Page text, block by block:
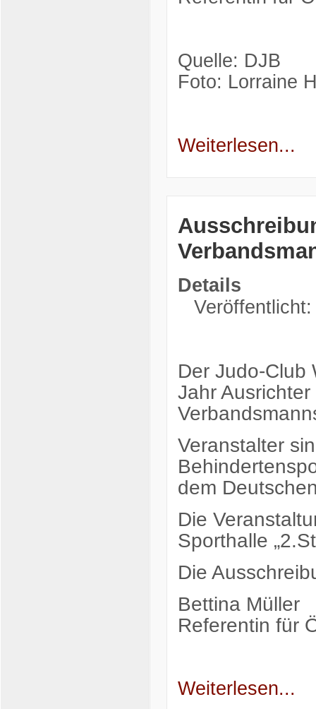
Quelle: DJB
Foto: Lorraine
Weiterlesen...
Details
Der Judo-Club
Jahr
Veranstalter
dem
Die
Sporthalle
Die
Bettina Müller
Referentin für
Weiterlesen...